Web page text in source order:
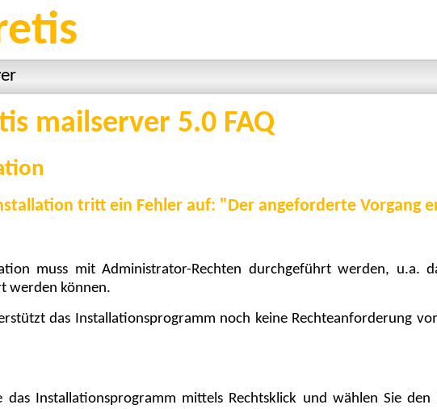
mailserver 5.0 FAQ
tritt ein Fehler auf: "Der angeforderte Vorgang
muss mit Administrator-Rechten durchgeführt werden, u.a.
werden können.
das Installationsprogramm noch keine Rechteanforderung
das Installationsprogramm mittels Rechtsklick und wählen Sie